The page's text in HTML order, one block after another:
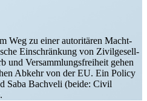
Weg zu einer autori­tären Macht­
Einschränkung von Zivil­ge­sell­
und Versamm­lungs­freiheit gehen
Abkehr von der EU. Ein Policy
Saba Bachveli (beide: Civil